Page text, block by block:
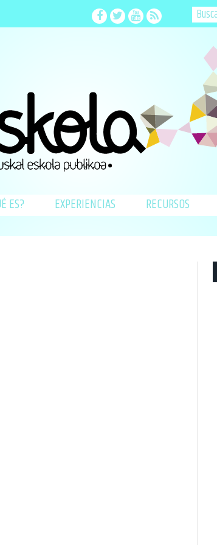
Facebook
TwitterYoutube
RSS
ES? EXPERIENCIAS RECURSOS